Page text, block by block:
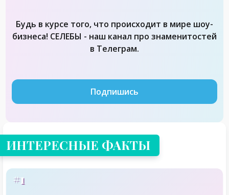
Будь в курсе того, что происходит в мире шоу-
бизнеса! СЕЛЕБЫ - наш канал про знаменитостей
в Телеграм.
Подпишись
ИНТЕРЕСНЫЕ ФАКТЫ
#1